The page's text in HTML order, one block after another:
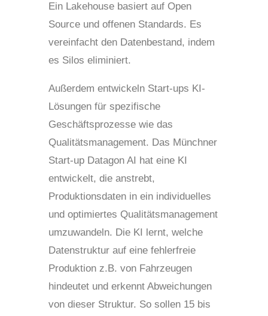
Ein Lakehouse basiert auf Open
Source und offenen Standards. Es
vereinfacht den Datenbestand, indem
es Silos eliminiert.
Außerdem entwickeln Start-ups KI-
Lösungen für spezifische
Geschäftsprozesse wie das
Qualitätsmanagement. Das Münchner
Start-up Datagon AI hat eine KI
entwickelt, die anstrebt,
Produktionsdaten in ein individuelles
und optimiertes Qualitätsmanagement
umzuwandeln. Die KI lernt, welche
Datenstruktur auf eine fehlerfreie
Produktion z.B. von Fahrzeugen
hindeutet und erkennt Abweichungen
von dieser Struktur. So sollen 15 bis